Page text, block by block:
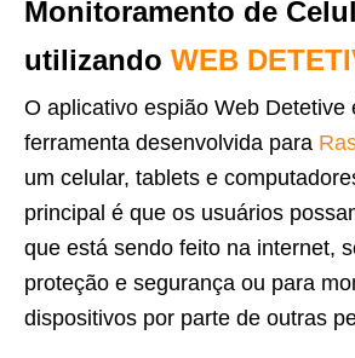
Monitoramento de
utilizando WEB
O aplicativo espião Web Detetive
ferramenta desenvolvida para
um celular, tablets e
principal é que os usuários
que está sendo feito na internet,
proteção e segurança ou para
dispositivos por parte de outras